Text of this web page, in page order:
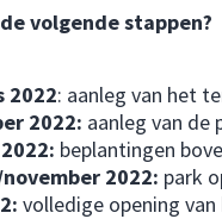
volgende stappen?
2022: aanleg van het
2022: aanleg van de
beplantingen
2022: park
volledige opening